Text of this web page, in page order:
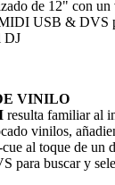
de 12" con un
USB & DVS
DJ
VINILO
resulta familiar al
vinilos,
al toque de un
para buscar y